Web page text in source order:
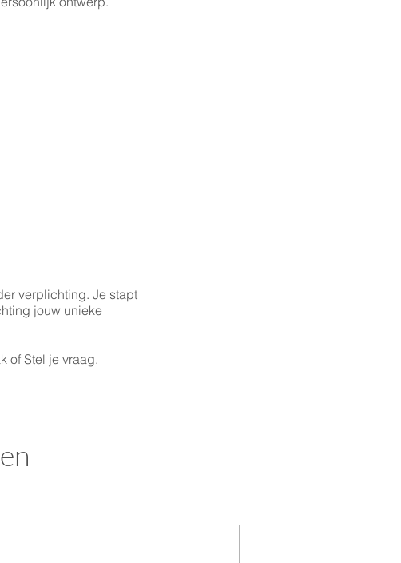
verplichting. Je stapt
jouw unieke
of Stel je vraag.